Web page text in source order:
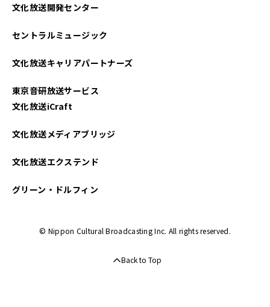
文化放送開発センター
セントラルミュージック
文化放送キャリアパートナーズ
東京音研放送サービス
文化放送iCraft
文化放送メディアブリッジ
文化放送エクステンド
グリーン・ドルフィン
© Nippon Cultural Broadcasting Inc. All rights reserved.
Back to Top